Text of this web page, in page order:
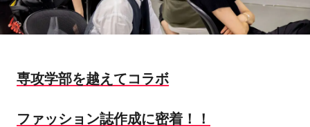
専攻学部を越えてコラボ
ファッション誌作成に密着！！